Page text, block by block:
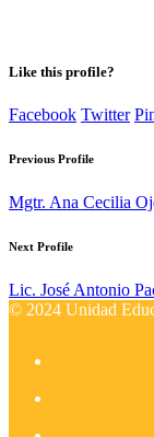
Like this profile?
Facebook Twitter
Previous Profile
Mgtr. Ana Cecilia
Next Profile
Lic. José Antonio
© 2024 Unidad